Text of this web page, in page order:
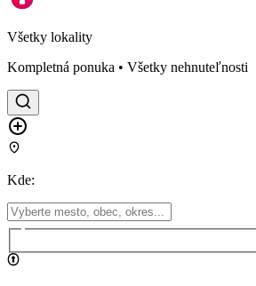
Všetky lokality
Kompletná ponuka • Všetky nehnuteľnosti
Kde: